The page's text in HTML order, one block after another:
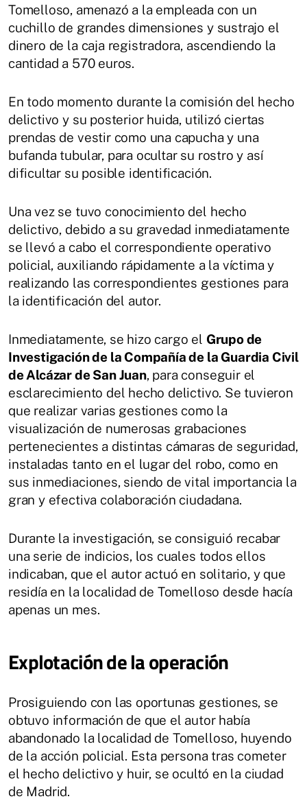
Tomelloso, amenazó a la empleada con un
cuchillo de grandes dimensiones y sustrajo el
dinero de la caja registradora, ascendiendo la
cantidad a 570 euros.
En todo momento durante la comisión del hecho
delictivo y su posterior huida, utilizó ciertas
prendas de vestir como una capucha y una
bufanda tubular, para ocultar su rostro y así
dificultar su posible identificación.
Una vez se tuvo conocimiento del hecho
delictivo, debido a su gravedad inmediatamente
se llevó a cabo el correspondiente operativo
policial, auxiliando rápidamente a la víctima y
realizando las correspondientes gestiones para
la identificación del autor.
Inmediatamente, se hizo cargo el Grupo de
Investigación de la Compañía de la Guardia Civil
de Alcázar de San Juan, para conseguir el
esclarecimiento del hecho delictivo. Se tuvieron
que realizar varias gestiones como la
visualización de numerosas grabaciones
pertenecientes a distintas cámaras de seguridad,
instaladas tanto en el lugar del robo, como en
sus inmediaciones, siendo de vital importancia la
gran y efectiva colaboración ciudadana.
Durante la investigación, se consiguió recabar
una serie de indicios, los cuales todos ellos
indicaban, que el autor actuó en solitario, y que
residía en la localidad de Tomelloso desde hacía
apenas un mes.
Explotación de la operación
Prosiguiendo con las oportunas gestiones, se
obtuvo información de que el autor había
abandonado la localidad de Tomelloso, huyendo
de la acción policial. Esta persona tras cometer
el hecho delictivo y huir, se ocultó en la ciudad
de Madrid.